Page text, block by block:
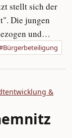
stellt sich der
Die jungen
und…
&